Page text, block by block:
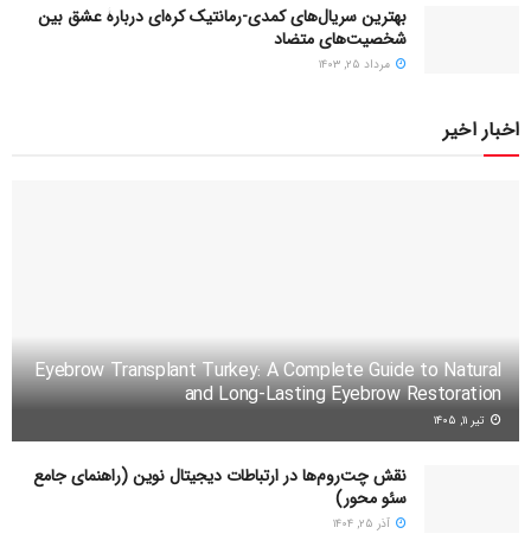
بهترین سریال‌های کمدی-رمانتیک کره‌ای دربارۀ عشق بین
شخصیت‌های متضاد
مرداد ۲۵, ۱۴۰۳
اخبار اخیر
Eyebrow Transplant Turkey: A Complete Guide to Natural
and Long-Lasting Eyebrow Restoration
تیر ۱۱, ۱۴۰۵
نقش چت‌روم‌ها در ارتباطات دیجیتال نوین (راهنمای جامع
سئو محور)
آذر ۲۵, ۱۴۰۴